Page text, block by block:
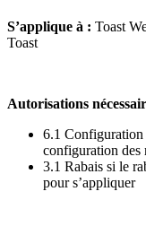
S’applique à : Toast
Toast
Autorisations
6.1 Configuration
configuration des
3.1 Rabais si le
pour s’appliquer